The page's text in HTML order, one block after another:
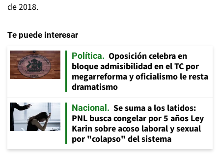
de 2018.
Te puede interesar
Política
Oposición celebra en
bloque admisibilidad en el TC por
megarreforma y oficialismo le resta
dramatismo
Nacional
Se suma a los latidos:
PNL busca congelar por 5 años Ley
Karin sobre acoso laboral y sexual
por "colapso" del sistema